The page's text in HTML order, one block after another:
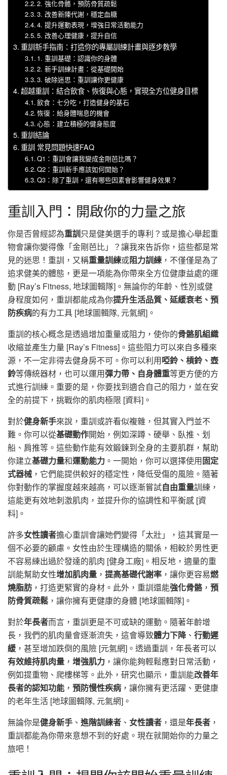
2. 強化骨骼，預防骨質疏鬆
3. 改善新陳代謝，穩定血糖
4. 提升運動表現，增強日常活動能力
5. 改善心理健康，提升自信
重訓新手指南：打造你的專屬訓練計畫與逐步教學
1. 重訓基礎：認識你的身體
2. 新手訓練計畫：從基礎開始
3. 破除迷思：重訓讓你更健康
超越重訓：結合飲食、恢復與心態，實現全方位健身目標
飲食：七分吃，打造健身的基石
恢復：給身體喘息的機會
心態：建立積極的健身態度
重訓結論
重訓 常見問題快速FAQ
Q1：重訓會讓我變成金剛芭比嗎？
Q2：重訓新手應該如何開始？
Q3：除了重訓，還有哪些因素會影響健身效果？
重訓入門：開啟你的力量之旅
你是否曾經認為重訓只是健美選手的專利？或是擔心舉起重
物會讓你變得像「金剛芭比」？讓我來告訴你，這些都是常
見的迷思！重訓，又稱重量訓練或阻力訓練 ，不僅僅是為了
追求健美的體態，更是一項能為你帶來全方位健康益處的運
動 [Ray’s Fitness, 地球圖輯隊]。無論你的年齡、性別或健
身程度如何，重訓都能成為你提升生活品質、延緩衰老、預
防疾病的有力工具 [地球圖輯隊, 元氣網]。
重訓的核心概念是透過增加重量或阻力，使你的骨骼肌組織
收縮並產生力量 [Ray’s Fitness]。這些阻力可以來自多種來
源，不一定非得去健身房不可。你可以利用啞鈴、槓鈴、壺
鈴等傳統器材，也可以運用彈力帶、自身體重等更方便的方
式進行訓練。重要的是，你要找到適合自己的阻力，並在安
全的前提下，挑戰你的肌肉極限 [資料]。
對於健身新手來說，重訓或許看似複雜，但其實入門並不
難。你可以從基礎動作開始，例如深蹲、硬舉、臥推、划
船、肩推等。這些動作能有效鍛鍊到全身的主要肌群，幫助
你建立基礎力量和運動能力 。一開始，你可以選擇使用固定
式器械 ，它們能提供較好的穩定性，降低受傷的風險。隨著
你對動作的掌握度越來越高，可以逐漸嘗試自由重量訓練，
這能更有效地刺激肌肉，並提升你的協調性和平衡感 [資
料]。
許多女性讀者擔心重訓會讓她們變得「太壯」，這其實是一
個不必要的顧慮。女性由於生理構造的關係，相較於男性更
不容易練出過於發達的肌肉 [健身工廠]。相反地，適量的重
訓能幫助女性增加肌肉量 ， 提高基礎代謝率 ，讓你更容易燃
燒脂肪 ，打造更緊實的身材。此外，重訓還能強化骨骼， 預
防骨質疏鬆 ，讓你擁有更健康的身體 [地球圖輯隊]。
對於年長者而言，重訓更是不可或缺的運動。隨著年齡增
長，我們的肌肉量會逐漸流失，這會導致體力下降、 行動遲
緩 ，甚至增加跌倒的風險 [元氣網]。透過重訓，年長者可以
有效維持肌肉量 ， 增強肌力 ，讓你能夠輕鬆應對日常活動，
例如提重物、爬樓梯等。此外，研究也顯示，重訓能改善年
長者的認知功能 ， 預防慢性疾病 ，讓你擁有更活躍、更健康
的老年生活 [地球圖輯隊, 元氣網]。
無論你是健身新手 、 進階訓練者 、 女性讀者 ，還是年長者 ，
重訓都能為你帶來意想不到的好處。現在就開始你的力量之
旅吧！